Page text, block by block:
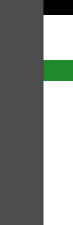
qua